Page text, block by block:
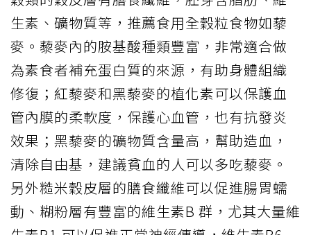
生素、礦物質等，推薦食用全穀粒食物如藜
麥。藜麥內的胺基酸種類豐富，非常適合做
為素食者補充蛋白質的來源，有助身體組織
修復；紅藜麥和黑藜麥的植化素可以保護血
管內膜的柔軟度，保護心血管，也有抗發炎
效果；黑藜麥的礦物質含量高，幫助造血，
清除自由基，建議貧血的人可以多吃藜麥。
另外糙米穀皮層的膳食纖維可以促進腸胃蠕
動、糊粉層有豐富的維生素B 群，尤其大量維